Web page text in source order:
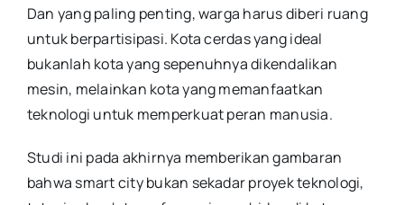
Dan yang paling penting, warga harus diberi ruang
untuk berpartisipasi. Kota cerdas yang ideal
bukanlah kota yang sepenuhnya dikendalikan
mesin, melainkan kota yang memanfaatkan
teknologi untuk memperkuat peran manusia.
Studi ini pada akhirnya memberikan gambaran
bahwa smart city bukan sekadar proyek teknologi,